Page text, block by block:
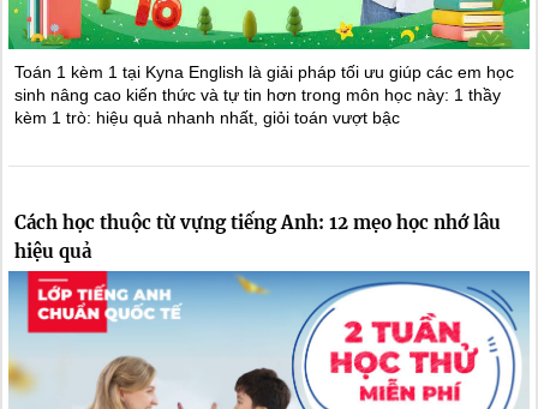
Toán 1 kèm 1 tại Kyna English là giải pháp tối ưu giúp các em học
sinh nâng cao kiến thức và tự tin hơn trong môn học này: 1 thầy
kèm 1 trò: hiệu quả nhanh nhất, giỏi toán vượt bậc
Cách học thuộc từ vựng tiếng Anh: 12 mẹo học nhớ lâu
hiệu quả